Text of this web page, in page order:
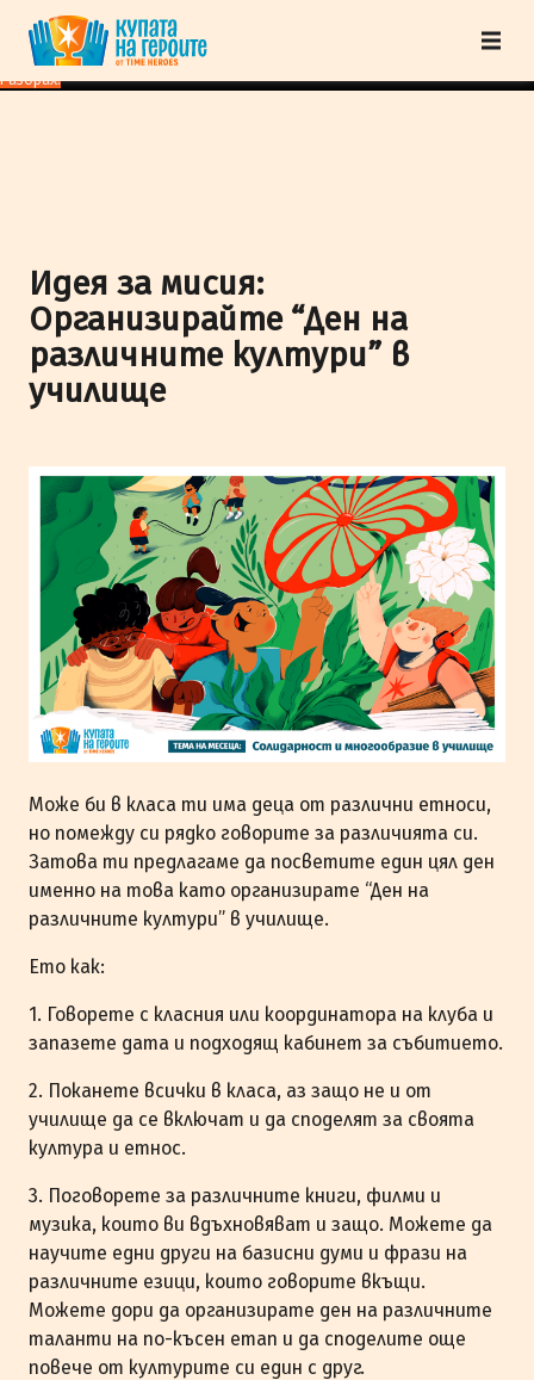
"Купата на героите" от TimeHeroes ползва cookies, за да осигурим по-
добро представяне на сайта и да подобрим Вашето преживяване.Научи
повече
Разбрах!
Идея за мисия:
Организирайте “Ден на
различните култури” в
училище
Може би в класа ти има деца от различни етноси,
но помежду си рядко говорите за различията си.
Затова ти предлагаме да посветите един цял ден
именно на това като организирате “Ден на
различните култури” в училище.
Ето как:
1. Говорете с класния или координатора на клуба и
запазете дата и подходящ кабинет за събитието.
2. Поканете всички в класа, аз защо не и от
училище да се включат и да споделят за своята
култура и етнос.
3. Поговорете за различните книги, филми и
музика, които ви вдъхновяват и защо. Можете да
научите едни други на базисни думи и фрази на
различните езици, които говорите вкъщи.
Можете дори да организирате ден на различните
таланти на по-късен етап и да споделите още
повече от културите си един с друг.